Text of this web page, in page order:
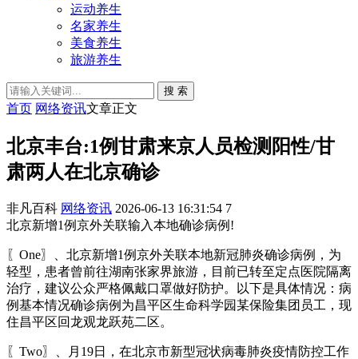
运动养生
名家养生
美食养生
旅游养生
搜 索
首页 网络资讯文章正文
北京丰台:1例甘肃来京人员检测阳性/甘
肃两人在北京确诊
非凡百科 网络资讯 2026-06-13 16:31:54 7
北京新增1例京外关联输入本地确诊病例!
〖One〗、北京新增1例京外关联本地新冠肺炎确诊病例，为
轻型，患者曾前往湖南张家界旅游，目前已转至定点医院隔离
治疗，建议公众严格佩戴口罩做好防护。以下是具体情况：病
例基本情况确诊病例为昌平区生命科学园某保险集团员工，现
住昌平区回龙观龙跃苑二区。
〖Two〗、月19日，在北京市新型冠状病毒肺炎疫情防控工作